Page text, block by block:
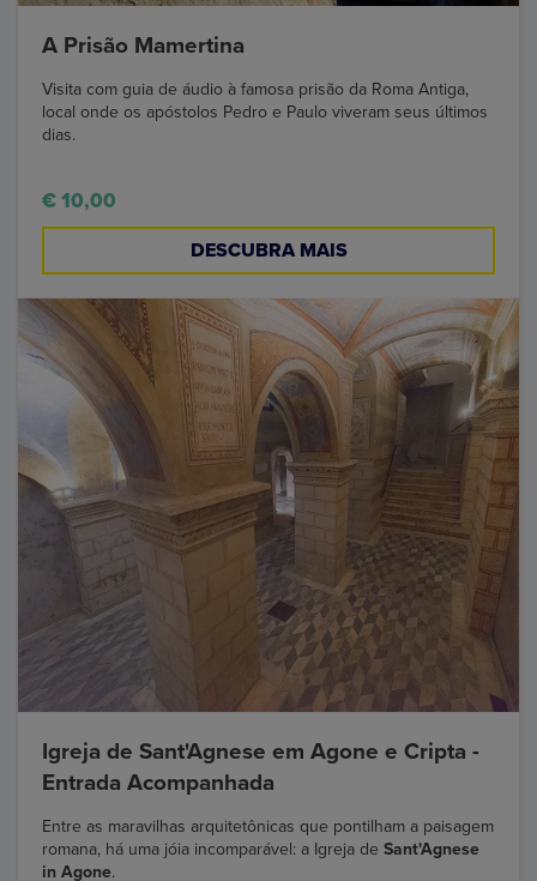
A Prisão Mamertina
Visita com guia de áudio à famosa prisão da Roma Antiga,
local onde os apóstolos Pedro e Paulo viveram seus últimos
dias.
€ 10,00
DESCUBRA MAIS
Igreja de Sant'Agnese em Agone e Cripta -
Entrada Acompanhada
Entre as maravilhas arquitetônicas que pontilham a paisagem
romana, há uma jóia incomparável: a Igreja de Sant'Agnese
in Agone.